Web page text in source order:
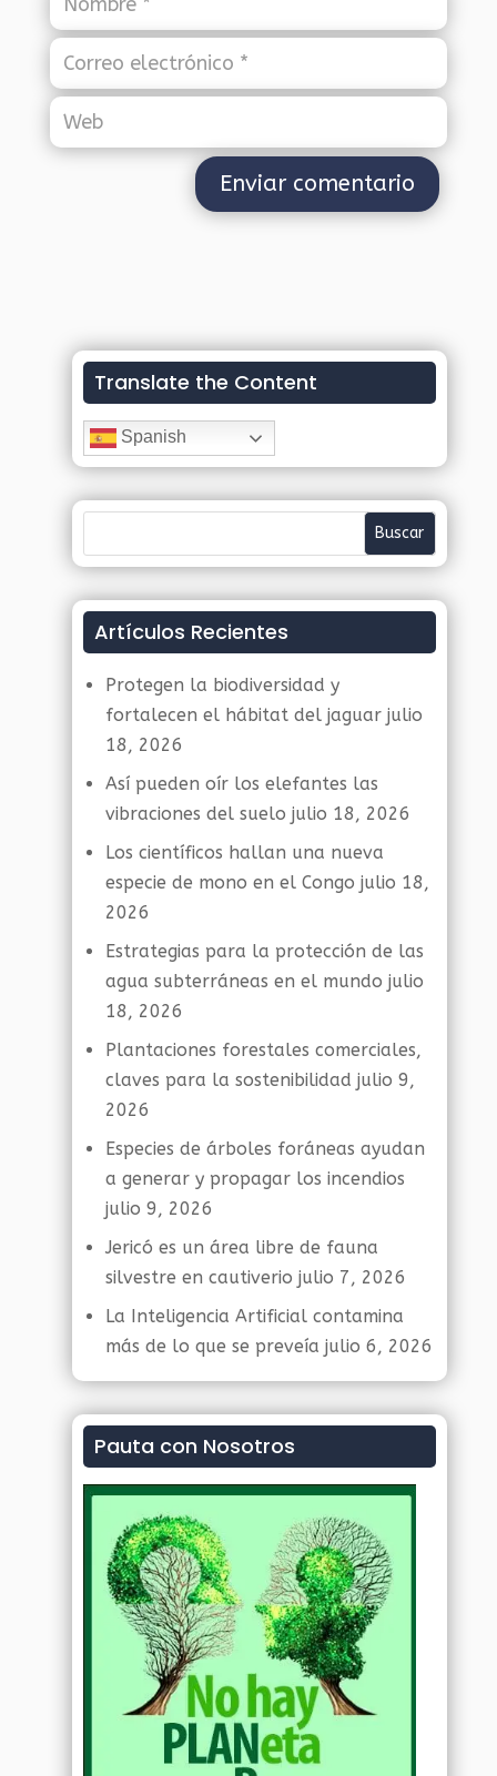
Translate the Content
Spanish
Artículos Recientes
Protegen la biodiversidad y
fortalecen el hábitat del jaguar julio
18, 2026
Así pueden oír los elefantes las
vibraciones del suelo julio 18, 2026
Los científicos hallan una nueva
especie de mono en el Congo julio 18,
2026
Estrategias para la protección de las
agua subterráneas en el mundo julio
18, 2026
Plantaciones forestales comerciales,
claves para la sostenibilidad julio 9,
2026
Especies de árboles foráneas ayudan
a generar y propagar los incendios
julio 9, 2026
Jericó es un área libre de fauna
silvestre en cautiverio julio 7, 2026
La Inteligencia Artificial contamina
más de lo que se preveía julio 6, 2026
Pauta con Nosotros